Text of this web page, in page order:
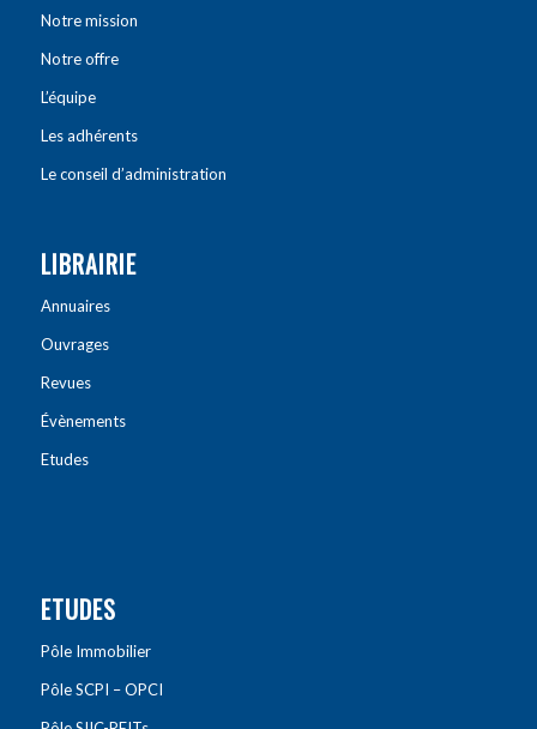
Notre mission
Notre offre
L’équipe
Les adhérents
Le conseil d’administration
LIBRAIRIE
Annuaires
Ouvrages
Revues
Évènements
Etudes
ETUDES
Pôle Immobilier
Pôle SCPI – OPCI